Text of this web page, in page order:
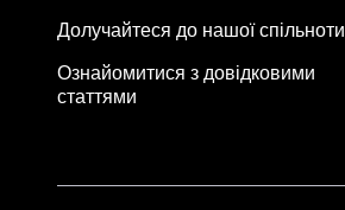
Долучайтеся до нашої спільноти
Ознайомитися з довідковими
статтями